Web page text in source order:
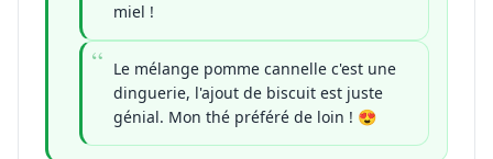
miel !
Le mélange pomme cannelle c'est une
dinguerie, l'ajout de biscuit est juste
génial. Mon thé préféré de loin ! 😍